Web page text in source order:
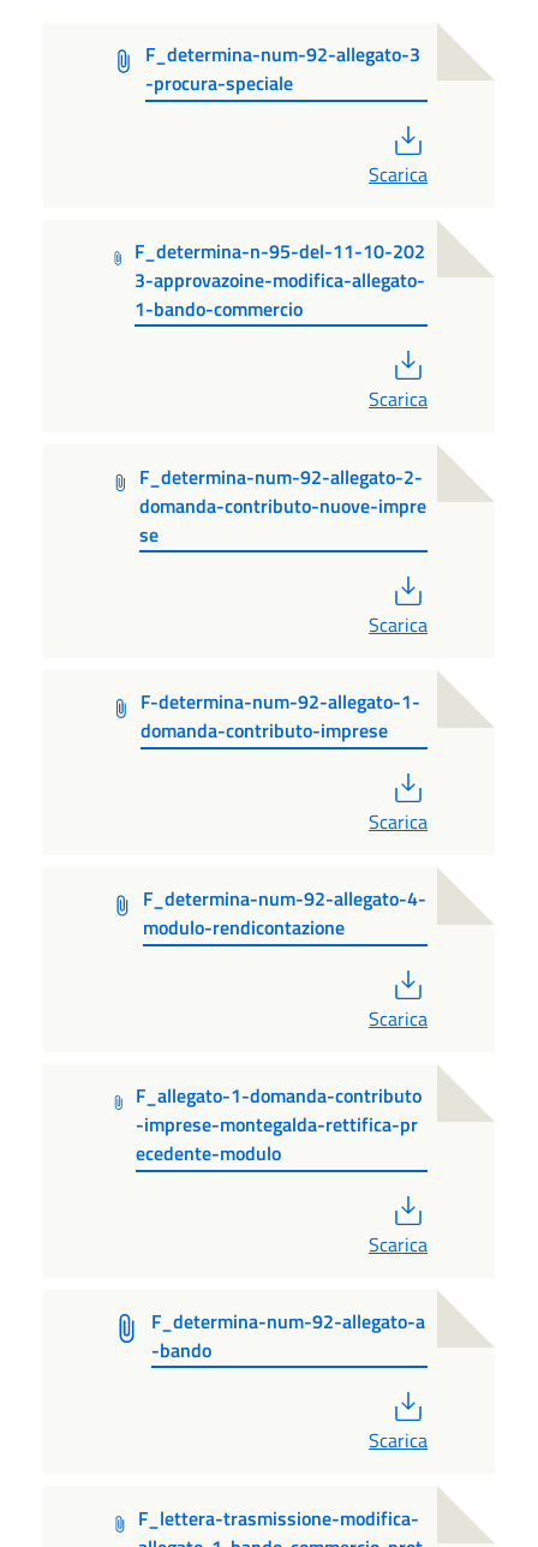
F_determina-num-92-allegato-3
-procura-speciale
Scarica
F_determina-n-95-del-11-10-202
3-approvazoine-modifica-allegato-
1-bando-commercio
Scarica
F_determina-num-92-allegato-2-
domanda-contributo-nuove-impre
se
Scarica
F-determina-num-92-allegato-1-
domanda-contributo-imprese
Scarica
F_determina-num-92-allegato-4-
modulo-rendicontazione
Scarica
F_allegato-1-domanda-contributo
-imprese-montegalda-rettifica-pr
ecedente-modulo
Scarica
F_determina-num-92-allegato-a
-bando
Scarica
F_lettera-trasmissione-modifica-